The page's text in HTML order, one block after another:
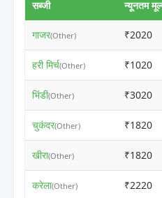
सब्जी न्यूनतम
गाजर(Other) ₹2020
हरी मिर्च(Other) ₹1020
भिंडी(Other) ₹3020
चुकंदर(Other) ₹1820
खीरा(Other) ₹1820
करेला(Other) ₹2220